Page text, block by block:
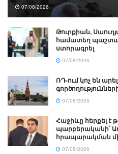
07/08/2026
Թուրքիան,
համատեղ
ստորագրել
07/08/2026
ՌԴ-ում կոչ են
07/08/2026
Հաջիևը հերքել
պարբերականի՝
հրապարակման
07/08/2026